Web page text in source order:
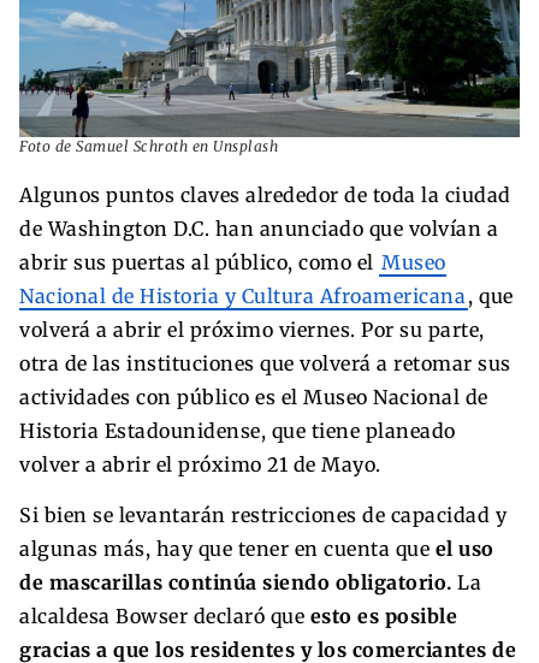
Foto de Samuel Schroth en Unsplash
Algunos puntos claves alrededor de toda la ciudad
de Washington D.C. han anunciado que volvían a
abrir sus puertas al público, como el Museo
Nacional de Historia y Cultura Afroamericana , que
volverá a abrir el próximo viernes. Por su parte,
otra de las instituciones que volverá a retomar sus
actividades con público es el Museo Nacional de
Historia Estadounidense, que tiene planeado
volver a abrir el próximo 21 de Mayo.
Si bien se levantarán restricciones de capacidad y
algunas más, hay que tener en cuenta que el uso
de mascarillas continúa siendo obligatorio. La
alcaldesa Bowser declaró que esto es posible
gracias a que los residentes y los comerciantes de